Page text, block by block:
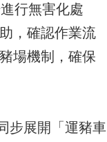
行無害化處
，確認作業流
場機制，確保
步展開「運豬車